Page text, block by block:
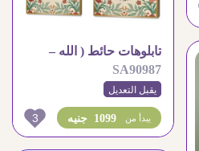
تابلوهات حائط ( الله –
محمد )
SA90987
يقبل التعديل
1099 جنيه يبدأ من 3